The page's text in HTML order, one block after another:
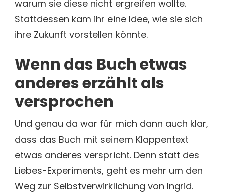
warum sie diese nicht ergreifen wollte.
Stattdessen kam ihr eine Idee, wie sie sich
ihre Zukunft vorstellen könnte.
Wenn das Buch etwas
anderes erzählt als
versprochen
Und genau da war für mich dann auch klar,
dass das Buch mit seinem Klappentext
etwas anderes verspricht. Denn statt des
Liebes-Experiments, geht es mehr um den
Weg zur Selbstverwirklichung von Ingrid.